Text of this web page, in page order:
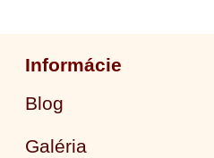
Informácie
Blog
Galéria